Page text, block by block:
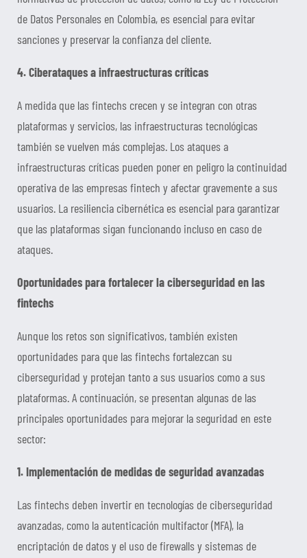
de Datos Personales en Colombia, es esencial para evitar
sanciones y preservar la confianza del cliente.
4. Ciberataques a infraestructuras críticas
A medida que las fintechs crecen y se integran con otras
plataformas y servicios, las infraestructuras tecnológicas
también se vuelven más complejas. Los ataques a
infraestructuras críticas pueden poner en peligro la continuidad
operativa de las empresas fintech y afectar gravemente a sus
usuarios. La resiliencia cibernética es esencial para garantizar
que las plataformas sigan funcionando incluso en caso de
ataques.
Oportunidades para fortalecer la ciberseguridad en las
fintechs
Aunque los retos son significativos, también existen
oportunidades para que las fintechs fortalezcan su
ciberseguridad y protejan tanto a sus usuarios como a sus
plataformas. A continuación, se presentan algunas de las
principales oportunidades para mejorar la seguridad en este
sector:
1. Implementación de medidas de seguridad avanzadas
Las fintechs deben invertir en tecnologías de ciberseguridad
avanzadas, como la autenticación multifactor (MFA), la
encriptación de datos y el uso de firewalls y sistemas de